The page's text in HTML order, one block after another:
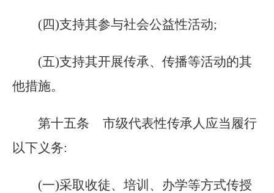
(四)支持其参与社会公益性活动;
(五)支持其开展传承、传播等活动的其
他措施。
第十五条
市级代表性传承人应当履行
以下义务:
(一)采取收徒、培训、办学等方式传授